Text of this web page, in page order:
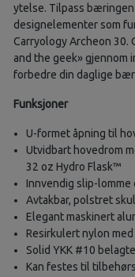
ytelse. Tilpass
designelementer som
Carryology Archeon 30.
and the geek» gjennom
forbedre din daglige
Funksjoner
U-formet åpning til
Utvidbart hovedrom
32 oz Hydro Flask™
Innvendig slip-lomme
Avtakbar, polstret
Elegant maskinert
Resirkulert nylon
Solid YKK #10
Kan festes til